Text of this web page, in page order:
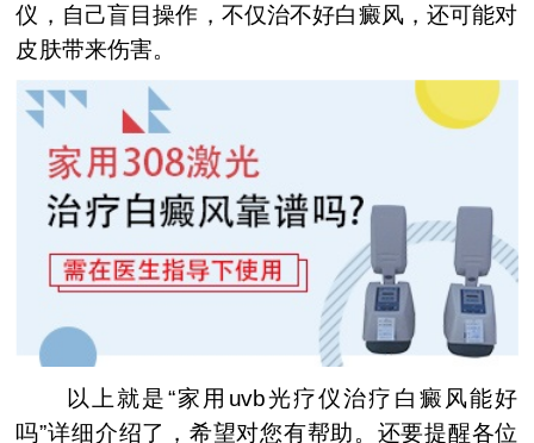
仪，自己盲目操作，不仅治不好白癜风，还可能对
皮肤带来伤害。
以上就是“家用uvb光疗仪治疗白癜风能好
吗”详细介绍了，希望对您有帮助。还要提醒各位